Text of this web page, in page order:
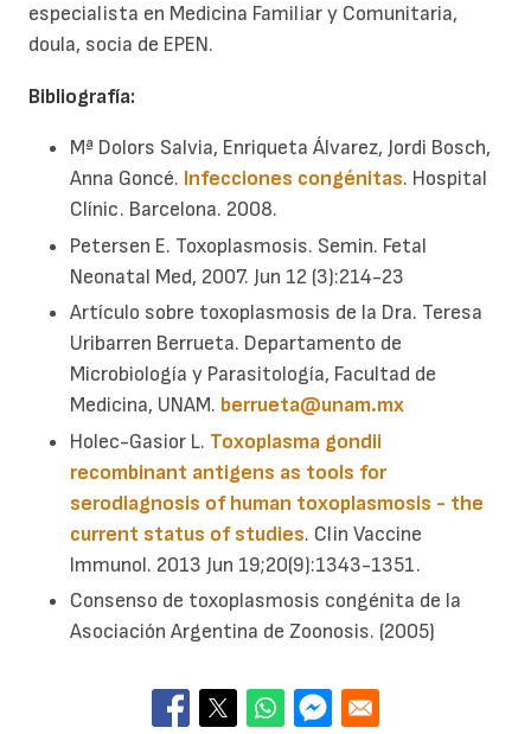
especialista en Medicina Familiar y Comunitaria,
doula, socia de EPEN.
Bibliografía:
Mª Dolors Salvia, Enriqueta Álvarez, Jordi Bosch,
Anna Goncé. Infecciones congénitas. Hospital
Clínic. Barcelona. 2008.
Petersen E. Toxoplasmosis. Semin. Fetal
Neonatal Med, 2007. Jun 12 (3):214-23
Artículo sobre toxoplasmosis de la Dra. Teresa
Uribarren Berrueta. Departamento de
Microbiología y Parasitología, Facultad de
Medicina, UNAM. berrueta@unam.mx
Holec-Gasior L. Toxoplasma gondii
recombinant antigens as tools for
serodiagnosis of human toxoplasmosis - the
current status of studies. Clin Vaccine
Immunol. 2013 Jun 19;20(9):1343-1351.
Consenso de toxoplasmosis congénita de la
Asociación Argentina de Zoonosis. (2005)